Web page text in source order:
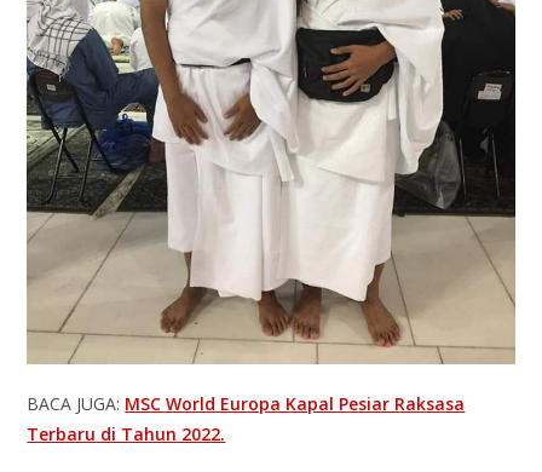
BACA JUGA: MSC World Europa Kapal Pesiar Raksasa
Terbaru di Tahun 2022.